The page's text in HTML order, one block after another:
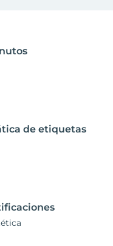
de etiquetas